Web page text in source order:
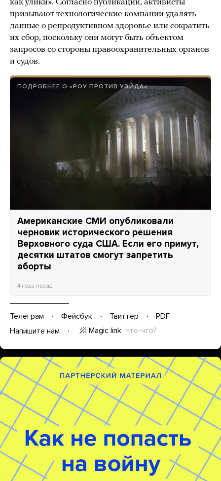
как улики». Согласно публикации, активисты
призывают технологические компании удалять
данные о репродуктивном здоровье или сократить
их сбор, поскольку они могут быть объектом
запросов со стороны правоохранительных органов
и судов.
ПОДРОБНЕЕ О «РОУ ПРОТИВ УЭЙДА»
Американские СМИ опубликовали
черновик исторического решения
Верховного суда США. Если его примут,
десятки штатов смогут запретить
аборты
4 года назад
Телеграм Фейсбук Твиттер
PDF
Напишите нам
Magic link Что-что?